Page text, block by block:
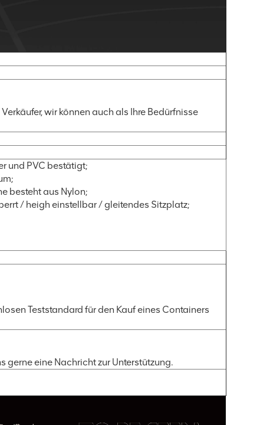
wir können auch als Ihre Bedürfnisse
und PVC bestätigt;
besteht aus Nylon;
/ heigh einstellbar / gleitendes Sitzplatz;
Teststandard für den Kauf eines Containers
gerne eine Nachricht zur Unterstützung.